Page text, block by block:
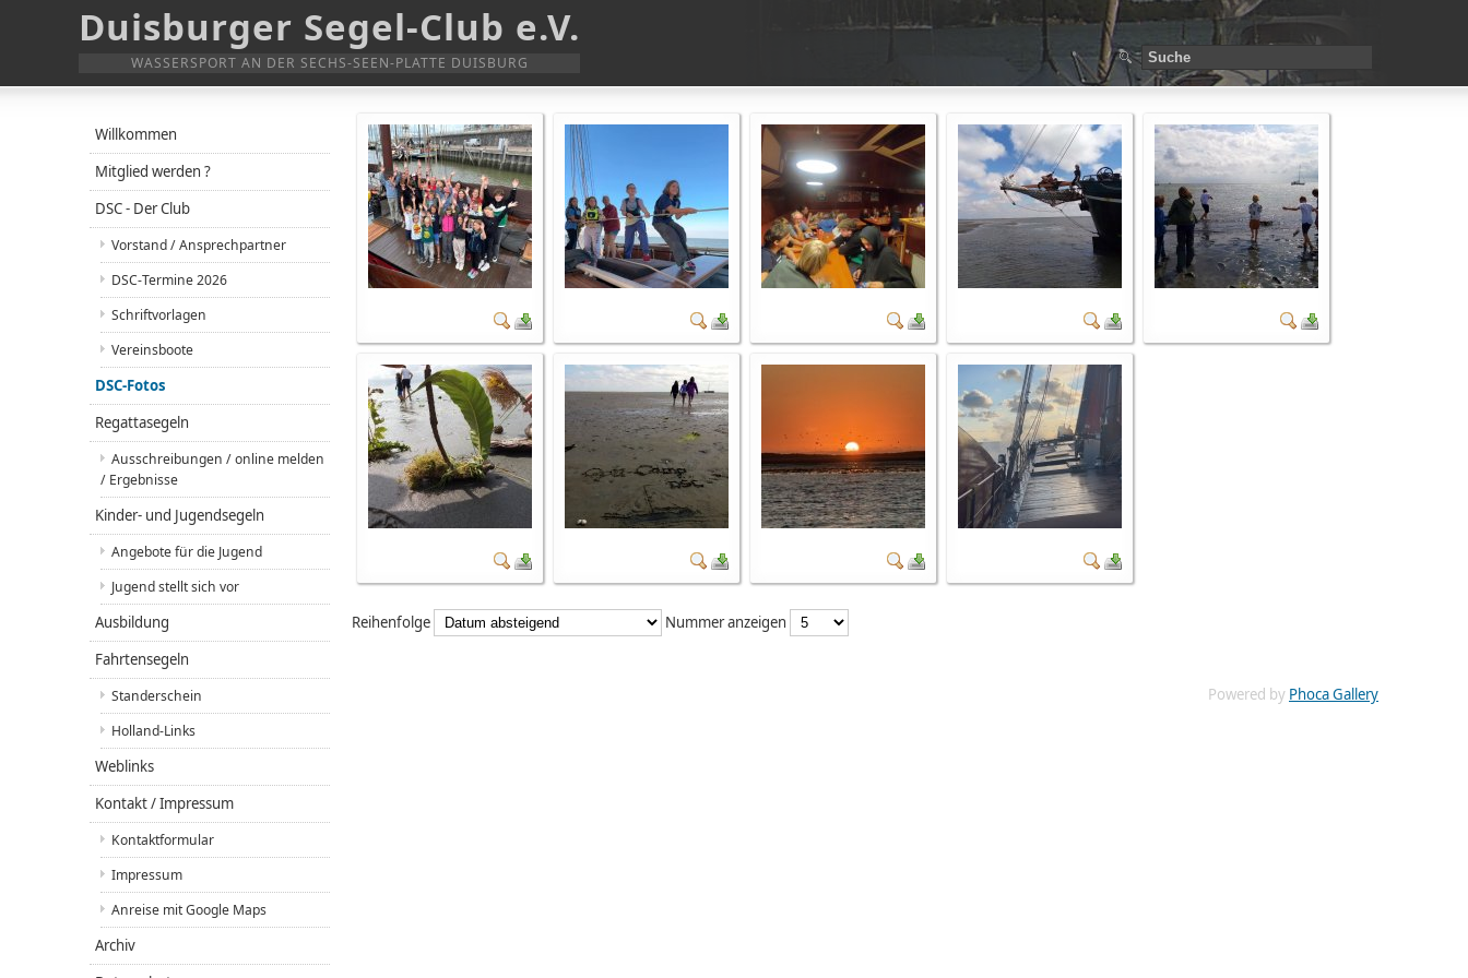
Duisburger Segel-Club e.V.
WASSERSPORT AN DER SECHS-SEEN-PLATTE DUISBURG
Reihenfolge Nummer anzeigen
Powered by Phoca Gallery
Willkommen
Mitglied werden ?
DSC - Der Club
Vorstand / Ansprechpartner
DSC-Termine 2026
Schriftvorlagen
Vereinsboote
DSC-Fotos
Regattasegeln
Ausschreibungen / online melden
/ Ergebnisse
Kinder- und Jugendsegeln
Angebote für die Jugend
Jugend stellt sich vor
Ausbildung
Fahrtensegeln
Standerschein
Holland-Links
Weblinks
Kontakt / Impressum
Kontaktformular
Impressum
Anreise mit Google Maps
Archiv